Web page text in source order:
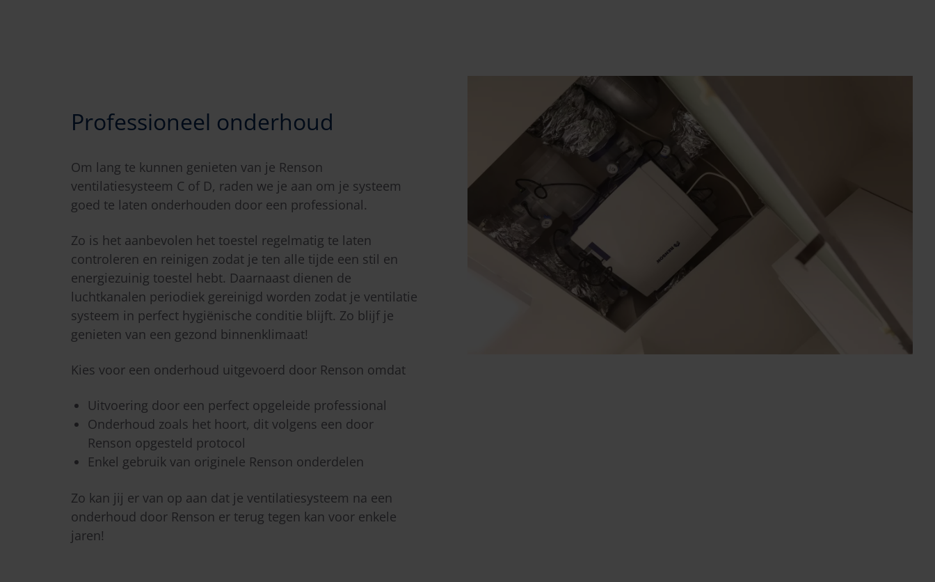
Professioneel onderhoud
Om lang te kunnen genieten van je Renson
ventilatiesysteem C of D, raden we je aan om je systeem
goed te laten onderhouden door een professional.
Zo is het aanbevolen het toestel regelmatig te laten
controleren en reinigen zodat je ten alle tijde een stil en
energiezuinig toestel hebt. Daarnaast dienen de
luchtkanalen periodiek gereinigd worden zodat je ventilatie
systeem in perfect hygiënische conditie blijft. Zo blijf je
genieten van een gezond binnenklimaat!
Kies voor een onderhoud uitgevoerd door Renson omdat
Uitvoering door een perfect opgeleide professional
Onderhoud zoals het hoort, dit volgens een door
Renson opgesteld protocol
Enkel gebruik van originele Renson onderdelen
Zo kan jij er van op aan dat je ventilatiesysteem na een
onderhoud door Renson er terug tegen kan voor enkele
jaren!